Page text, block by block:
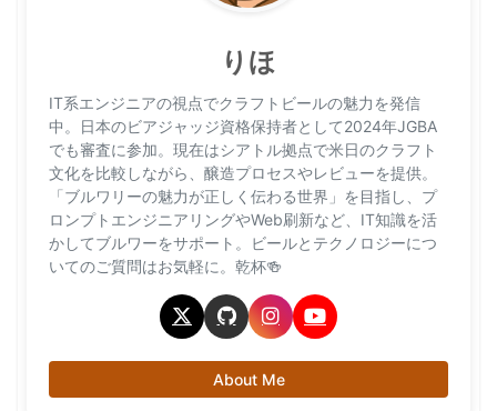
りほ
IT系エンジニアの視点でクラフトビールの魅力を発信
中。日本のビアジャッジ資格保持者として2024年JGBA
でも審査に参加。現在はシアトル拠点で米日のクラフト
文化を比較しながら、醸造プロセスやレビューを提供。
「ブルワリーの魅力が正しく伝わる世界」を目指し、プ
ロンプトエンジニアリングやWeb刷新など、IT知識を活
かしてブルワーをサポート。ビールとテクノロジーにつ
いてのご質問はお気軽に。乾杯🍻
About Me